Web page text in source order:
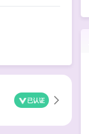
已认证